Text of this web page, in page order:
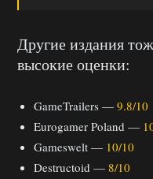
Другие издания
высокие оценки:
GameTrailers — 9.8/10
Eurogamer Poland —
Gameswelt — 10/10
Destructoid — 8/10